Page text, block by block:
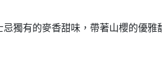
獨有的麥香甜味，帶著山櫻的優